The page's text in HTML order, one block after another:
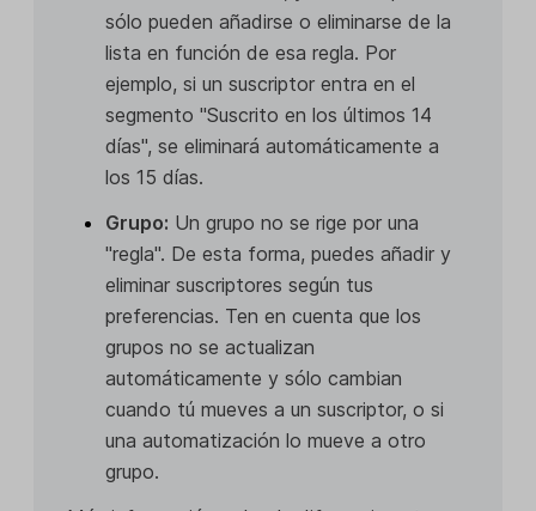
sólo pueden añadirse o eliminarse de la
lista en función de esa regla. Por
ejemplo, si un suscriptor entra en el
segmento "Suscrito en los últimos 14
días", se eliminará automáticamente a
los 15 días.
Grupo: Un grupo no se rige por una
"regla". De esta forma, puedes añadir y
eliminar suscriptores según tus
preferencias. Ten en cuenta que los
grupos no se actualizan
automáticamente y sólo cambian
cuando tú mueves a un suscriptor, o si
una automatización lo mueve a otro
grupo.